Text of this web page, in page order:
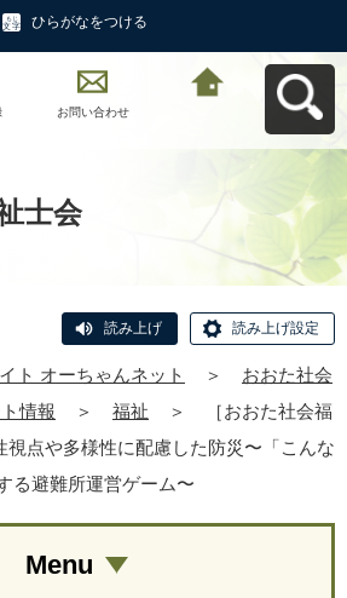
ひらがなをつける
お問い合わせ
士会
読み上げ 読み上げ設定
ト オーちゃんネット ＞
おおた社会
情報 ＞ 福祉 ＞
［おおた社会福
視点や多様性に配慮した防災〜「こんな
る避難所運営ゲーム〜
Menu